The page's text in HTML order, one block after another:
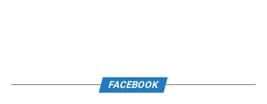
FACEBOOK